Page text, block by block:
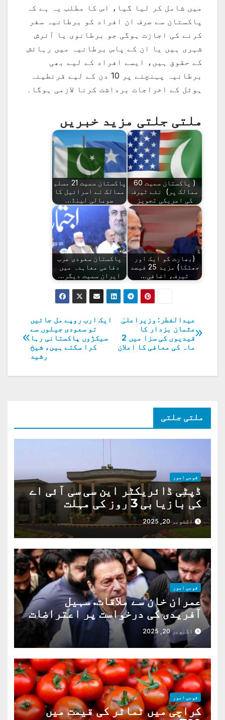
میں شامل کر لیا گیا، اس کا مطلب یہ ہے کہ
پاکستان سے صرف ان افراد کو برطانیہ سفر
کرنے کی اجازت ہوگی جو برطانوی یا آئرش
شہری ہیں یا ان کے پاس برطانیہ میں رہائش
کے حقوق ہیں، ایسے افراد کے لیے بھی
برطانیہ پہنچنے پر 10 دن کے لیے قرنطینہ
ہوٹل کے اخراجات برداشت کرنا لازمی ہوگا۔
ملتی جلتی مزید خبریں
( پاکستان سمیت 60
ممالک پر) نئے ٹیرف
کی امریکی تجویز
پاکستان سمیت 21 مسلم
ممالک نے اسرائیل کا
صومالی لینڈ…
(بھارت کو ایک اور
جھٹکا) مزید 25 فیصد
ٹیرف، اضافی…
پاکستان سعودی عرب
دفاعی معاہدہ میں
ایران سمیت دیگر…
پوسٹوں
کی
ایک ارب روپے مل جائیں
تو سعودی جیلوں سے
سیکڑوں پاکستانی رہا
کرا سکتے ہیں، شیخ
رشید
عیدالفطر: وزیراعلیٰ
عثمان بزدار کا
قیدیوں کی سزا میں 2
ماہ کی معافی کا اعلان
ملتی جلتی
قومی امور
ڈپٹی ڈائریکٹر این سی سی آئی اے
کی بازیابی 3 روز کی مہلت
اکتوبر 20, 2025
قومی امور
عمران خان سے ملاقات. سہیل
آفریدی کی درخواست پر اعتراضات
دوراکتوبر 20, 2025
قومی امور
کراچی میں ٹماٹر کی قیمت میں